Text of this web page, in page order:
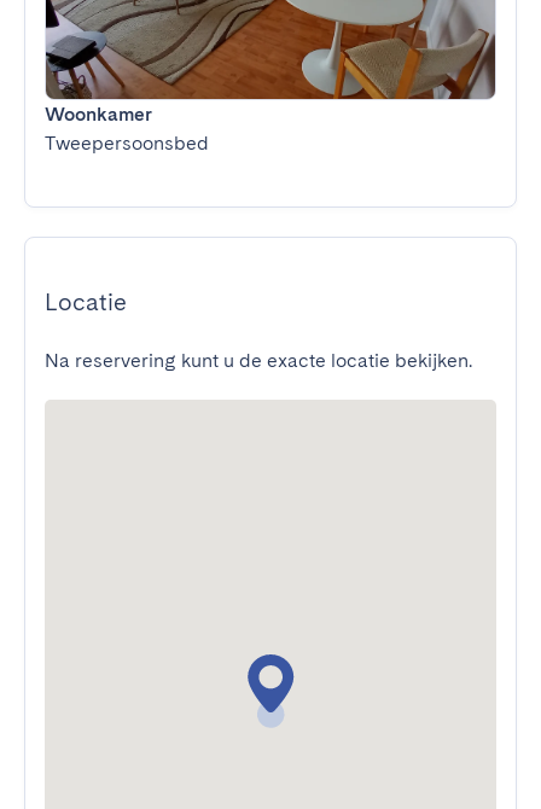
Woonkamer
Tweepersoonsbed
Locatie
Na reservering kunt u de exacte locatie bekijken.